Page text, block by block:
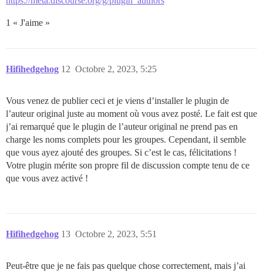
1 « J'aime »
Hifihedgehog Octobre 2, 2023, 5:25
12
Vous venez de publier ceci et je viens d’installer le plugin de
l’auteur original juste au moment où vous avez posté. Le fait est que
j’ai remarqué que le plugin de l’auteur original ne prend pas en
charge les noms complets pour les groupes. Cependant, il semble
que vous ayez ajouté des groupes. Si c’est le cas, félicitations !
Votre plugin mérite son propre fil de discussion compte tenu de ce
que vous avez activé !
Hifihedgehog Octobre 2, 2023, 5:51
13
Peut-être que je ne fais pas quelque chose correctement, mais j’ai